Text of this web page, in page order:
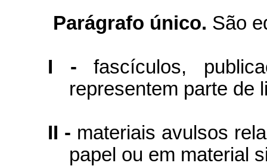
Parágrafo único. São
I -
fascículos,
representem parte de
II - materiais avulsos
papel ou em material